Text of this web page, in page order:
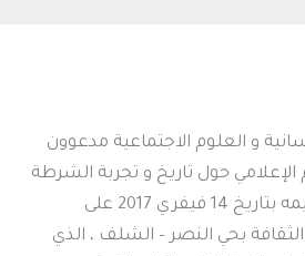
و العلوم الاجتماعية مدعوون
حول تاريخ و تجربة الشرطة
الجزائرية المبرمج تنظيمه بتاريخ 14 فيفري 2017 على
بدار الثقافة بحي النصر – الشلف ، الذي